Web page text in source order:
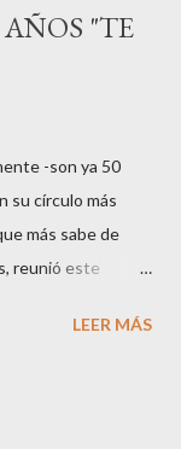
"TE
-son ya 50
su círculo más
más sabe de
reunió este
profesional han
LEER MÁS